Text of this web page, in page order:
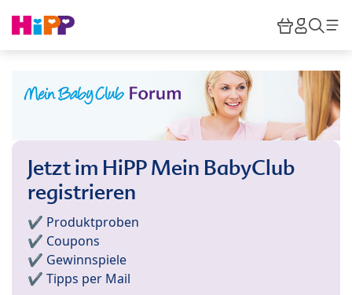
HiPP
Jetzt im HiPP Mein BabyClub
registrieren
✔️ Produktproben
✔️ Coupons
✔️ Gewinnspiele
✔️ Tipps per Mail